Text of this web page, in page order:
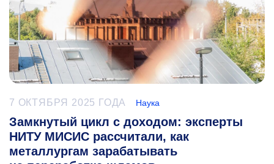
7 ОКТЯБРЯ 2025 ГОДА Наука
Замкнутый цикл с доходом: эксперты
НИТУ МИСИС рассчитали, как
металлургам зарабатывать